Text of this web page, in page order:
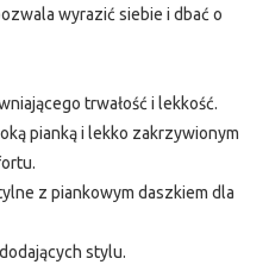
wyrazić siebie i dbać o
trwałość i lekkość.
pianką i lekko zakrzywionym
z piankowym daszkiem dla
stylu.